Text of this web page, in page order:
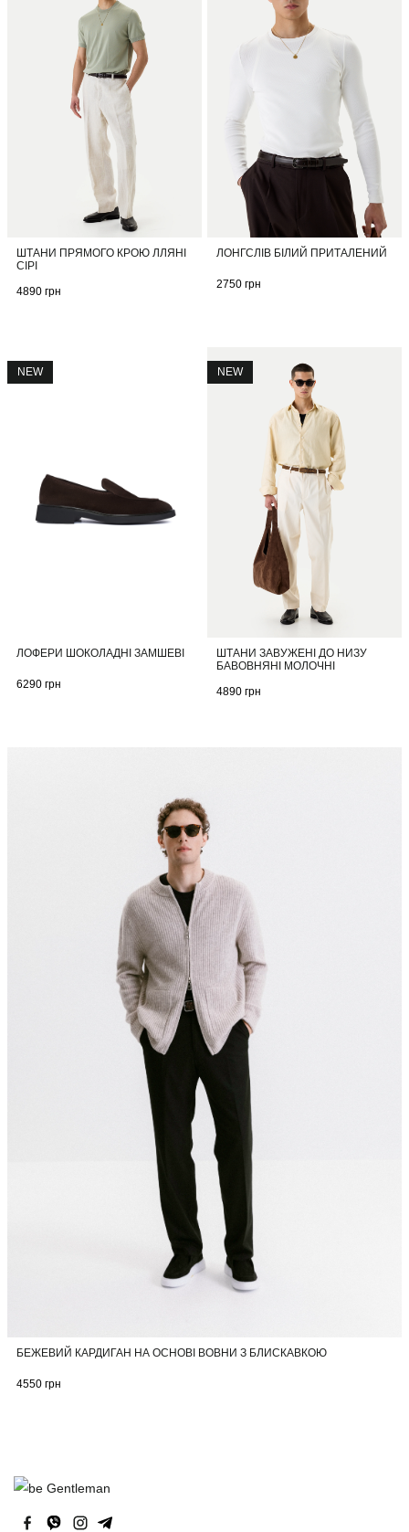
ШТАНИ ПРЯМОГО КРОЮ ЛЛЯНІ
СІРІ
4890грн
ЛОНГСЛІВ БІЛИЙ ПРИТАЛЕНИЙ
2750грн
ЛОФЕРИ ШОКОЛАДНІ ЗАМШЕВІ
6290грн
NEW
ШТАНИ ЗАВУЖЕНІ ДО НИЗУ
БАВОВНЯНІ МОЛОЧНІ
4890грн
NEW
БЕЖЕВИЙ КАРДИГАН НА ОСНОВІ ВОВНИ З БЛИСКАВКОЮ
4550грн